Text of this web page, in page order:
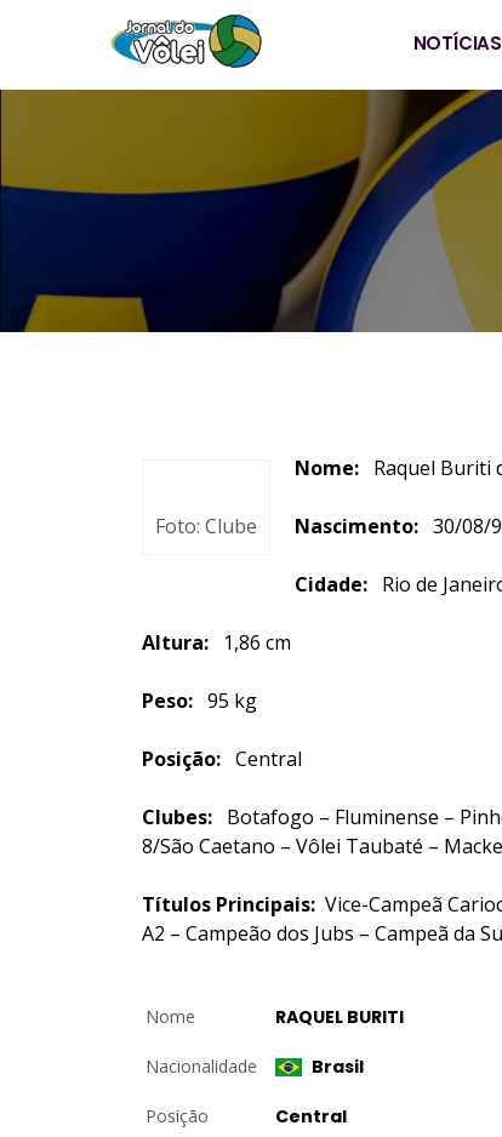
NOTÍCIAS
Foto: Clube
Nome: Raquel
Nascimento: 30/
Cidade: Rio de
Altura: 1,86 cm
Peso: 95 kg
Posição: Central
Clubes: Botafogo – Fluminense –
8/São Caetano – Vôlei Taubaté –
Títulos Principais: Vice-Campeã
A2 – Campeão dos Jubs – Campeã da
Nome RAQUEL BURITI
Nacionalidade Brasil
Posição Central